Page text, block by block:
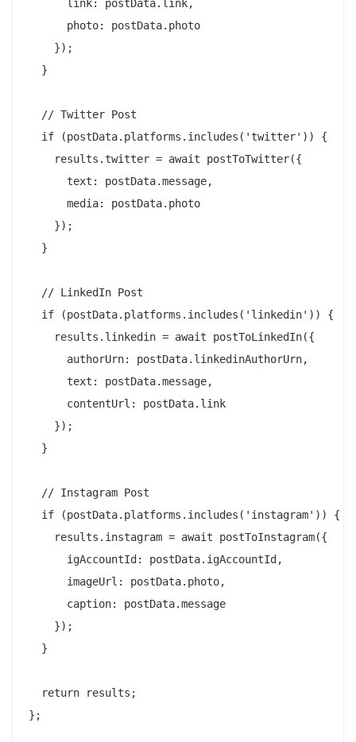
      link: postData.link,
      photo: postData.photo
    });
  }
  // Twitter Post
  if (postData.platforms.includes('twitter')) {
    results.twitter = await postToTwitter({
      text: postData.message,
      media: postData.photo
    });
  }
  // LinkedIn Post
  if (postData.platforms.includes('linkedin')) {
    results.linkedin = await postToLinkedIn({
      authorUrn: postData.linkedinAuthorUrn,
      text: postData.message,
      contentUrl: postData.link
    });
  }
  // Instagram Post
  if (postData.platforms.includes('instagram')) {
    results.instagram = await postToInstagram({
      igAccountId: postData.igAccountId,
      imageUrl: postData.photo,
      caption: postData.message
    });
  }
  return results;
};